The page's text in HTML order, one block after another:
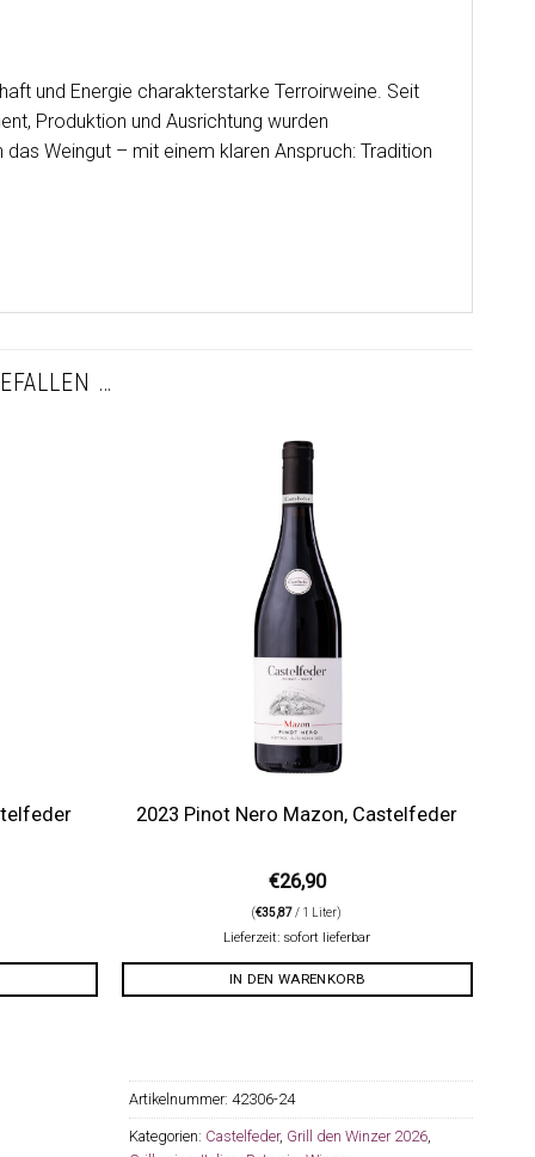
und Energie charakterstarke Terroirweine. Seit
Produktion und Ausrichtung wurden
Weingut – mit einem klaren Anspruch: Tradition
…
2023 Pinot Nero Mazon, Castelfeder
€26,90
(€35,87/ 1 Liter)
Lieferzeit: sofort lieferbar
IN DEN WARENKORB
Artikelnummer:42306-24
Kategorien: Castelfeder, Grill den Winzer 2026